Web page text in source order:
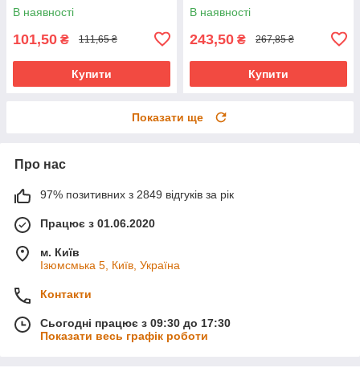
В наявності
101,50 ₴ 111,65 ₴
Купити
В наявності
243,50 ₴ 267,85 ₴
Купити
Показати ще
Про нас
97% позитивних з 2849 відгуків за рік
Працює з 01.06.2020
м. Київ
Ізюмсмька 5, Київ, Україна
Контакти
Сьогодні працює з 09:30 до 17:30
Показати весь графік роботи